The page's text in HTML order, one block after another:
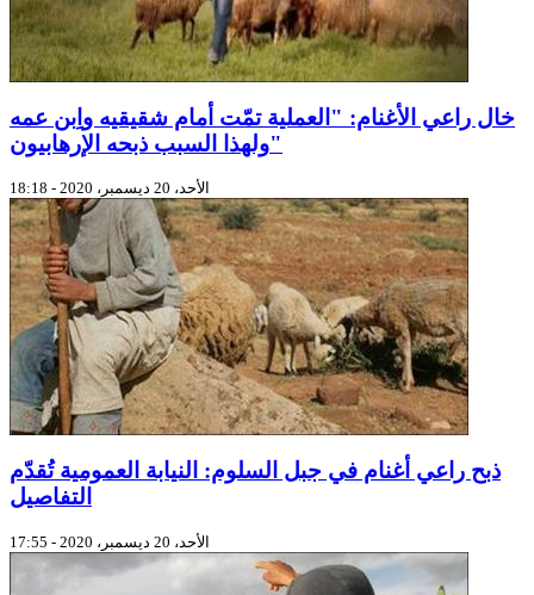
خال راعي الأغنام: "العملية تمّت أمام شقيقيه واِبن عمه
ولهذا السبب ذبحه الإرهابيون"
الأحد، 20 ديسمبر، 2020 - 18:18
ذبح راعي أغنام في جبل السلوم: النيابة العمومية تُقدّم
التفاصيل
الأحد، 20 ديسمبر، 2020 - 17:55